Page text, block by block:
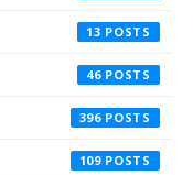
13
46
396
109